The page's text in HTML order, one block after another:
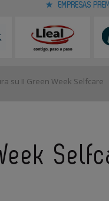
EMPRESAS
su II Green Week Selfcare